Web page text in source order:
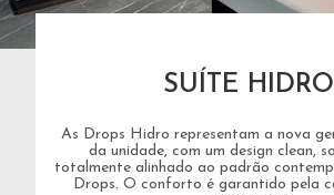
SUÍTE HIDRO
As Drops Hidro representam a nova
da unidade, com um design clean,
totalmente alinhado ao padrão
Drops. O conforto é garantido pela